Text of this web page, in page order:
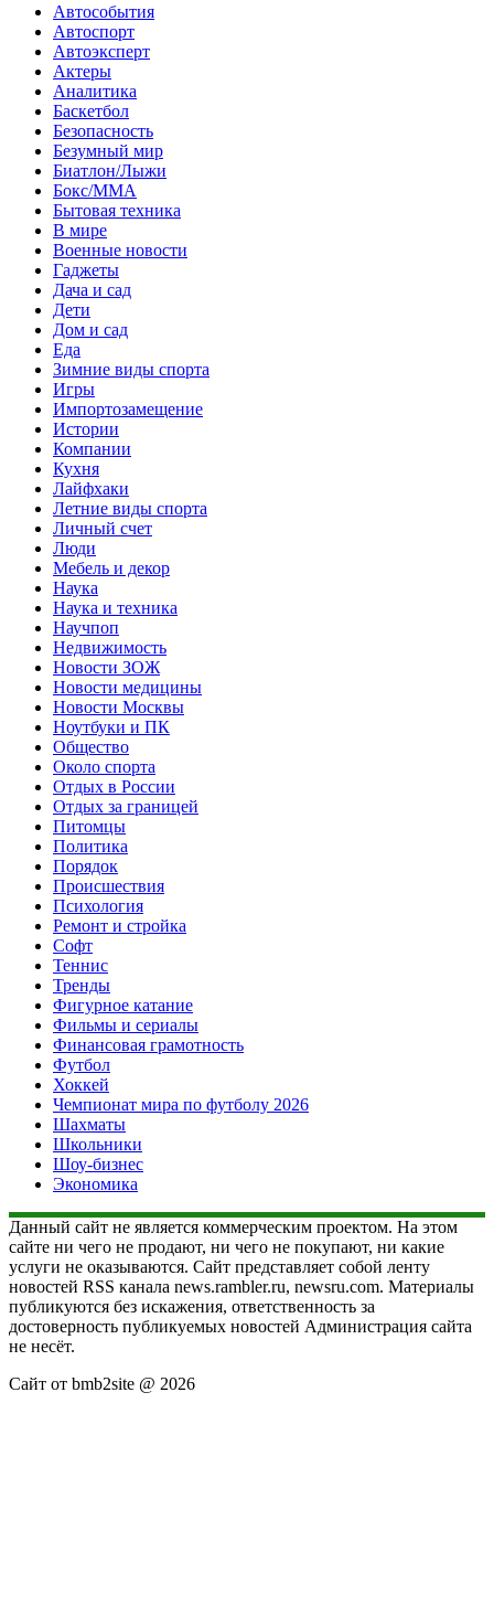
Автособытия
Автоспорт
Автоэксперт
Актеры
Аналитика
Баскетбол
Безопасность
Безумный мир
Биатлон/Лыжи
Бокс/MMA
Бытовая техника
В мире
Военные новости
Гаджеты
Дача и сад
Дети
Дом и сад
Еда
Зимние виды спорта
Игры
Импортозамещение
Истории
Компании
Кухня
Лайфхаки
Летние виды спорта
Личный счет
Люди
Мебель и декор
Наука
Наука и техника
Научпоп
Недвижимость
Новости ЗОЖ
Новости медицины
Новости Москвы
Ноутбуки и ПК
Общество
Около спорта
Отдых в России
Отдых за границей
Питомцы
Политика
Порядок
Происшествия
Психология
Ремонт и стройка
Софт
Теннис
Тренды
Фигурное катание
Фильмы и сериалы
Финансовая грамотность
Футбол
Хоккей
Чемпионат мира по футболу 2026
Шахматы
Школьники
Шоу-бизнес
Экономика
Данный сайт не является коммерческим проектом. На этом
сайте ни чего не продают, ни чего не покупают, ни какие
услуги не оказываются. Сайт представляет собой ленту
новостей RSS канала news.rambler.ru, newsru.com. Материалы
публикуются без искажения, ответственность за
достоверность публикуемых новостей Администрация сайта
не несёт.
Сайт от bmb2site @ 2026